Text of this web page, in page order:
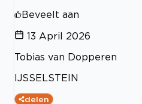
Beveelt aan
13 April 2026
Tobias van Dopperen
IJSSELSTEIN
delen